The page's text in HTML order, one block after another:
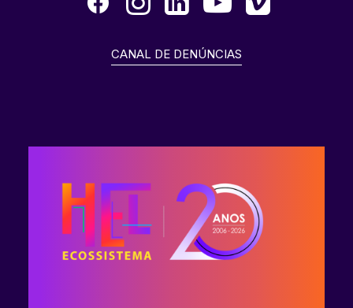
CANAL DE DENÚNCIAS